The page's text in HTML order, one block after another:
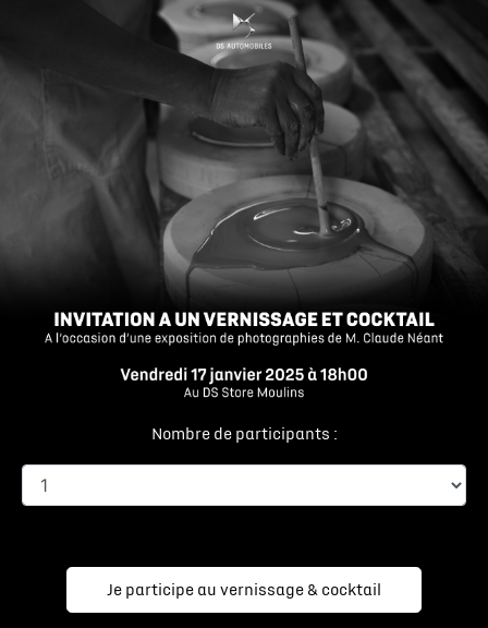
Nombre de participants :
Je participe au vernissage & cocktail